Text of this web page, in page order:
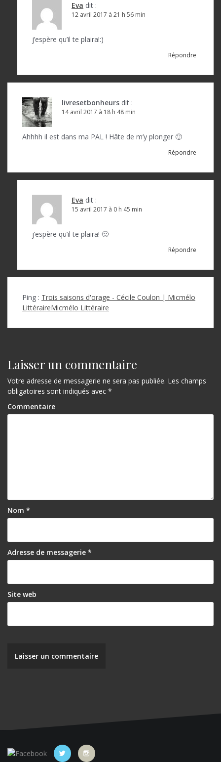
Eva dit :
12 avril 2017 à 21 h 56 min
j’espère qu’il te plaira!:)
Répondre
livresetbonheurs dit :
14 avril 2017 à 18 h 48 min
Ahhhh il est dans ma PAL ! Hâte de m’y plonger 🙂
Répondre
Eva dit :
15 avril 2017 à 0 h 45 min
j’espère qu’il te plaira! 🙂
Répondre
Ping : Trois saisons d'orage - Cécile Coulon | Micmélo
LittéraireMicmélo Littéraire
Laisser un commentaire
Votre adresse de messagerie ne sera pas publiée. Les champs
obligatoires sont indiqués avec *
Commentaire
Nom *
Adresse de messagerie *
Site web